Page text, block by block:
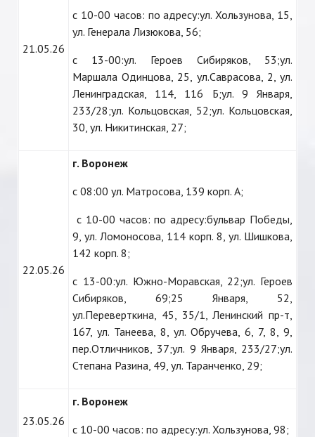
21.05.26
с 10-00 часов: по адресу:ул. Хользунова, 15,
ул. Генерала Лизюкова, 56;
с 13-00:ул. Героев Сибиряков, 53;ул.
Маршала Одинцова, 25, ул.Саврасова, 2, ул.
Ленинградская, 114, 116 Б;ул. 9 Января,
233/28;ул. Кольцовская, 52;ул. Кольцовская,
30, ул. Никитинская, 27;
22.05.26
г. Воронеж
с 08:00 ул. Матросова, 139 корп. А;
с 10-00 часов: по адресу:бульвар Победы,
9, ул. Ломоносова, 114 корп. 8, ул. Шишкова,
142 корп. 8;
с 13-00:ул. Южно-Моравская, 22;ул. Героев
Сибиряков, 69;25 Января, 52,
ул.Переверткина, 45, 35/1, Ленинский пр-т,
167, ул. Танеева, 8, ул. Обручева, 6, 7, 8, 9,
пер.Отличников, 37;ул. 9 Января, 233/27;ул.
Степана Разина, 49, ул. Таранченко, 29;
23.05.26
г. Воронеж
с 10-00 часов: по адресу:ул. Хользунова, 98;